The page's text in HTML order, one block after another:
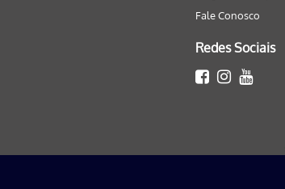
Fale Conosco
Redes Sociais
Este site será